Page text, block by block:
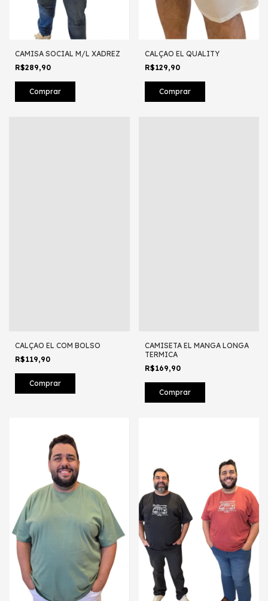
CAMISA SOCIAL M/L XADREZ
R$289,90
Comprar
CALÇAO EL QUALITY
R$129,90
Comprar
CALÇAO EL COM BOLSO
R$119,90
Comprar
CAMISETA EL MANGA LONGA
TERMICA
R$169,90
Comprar